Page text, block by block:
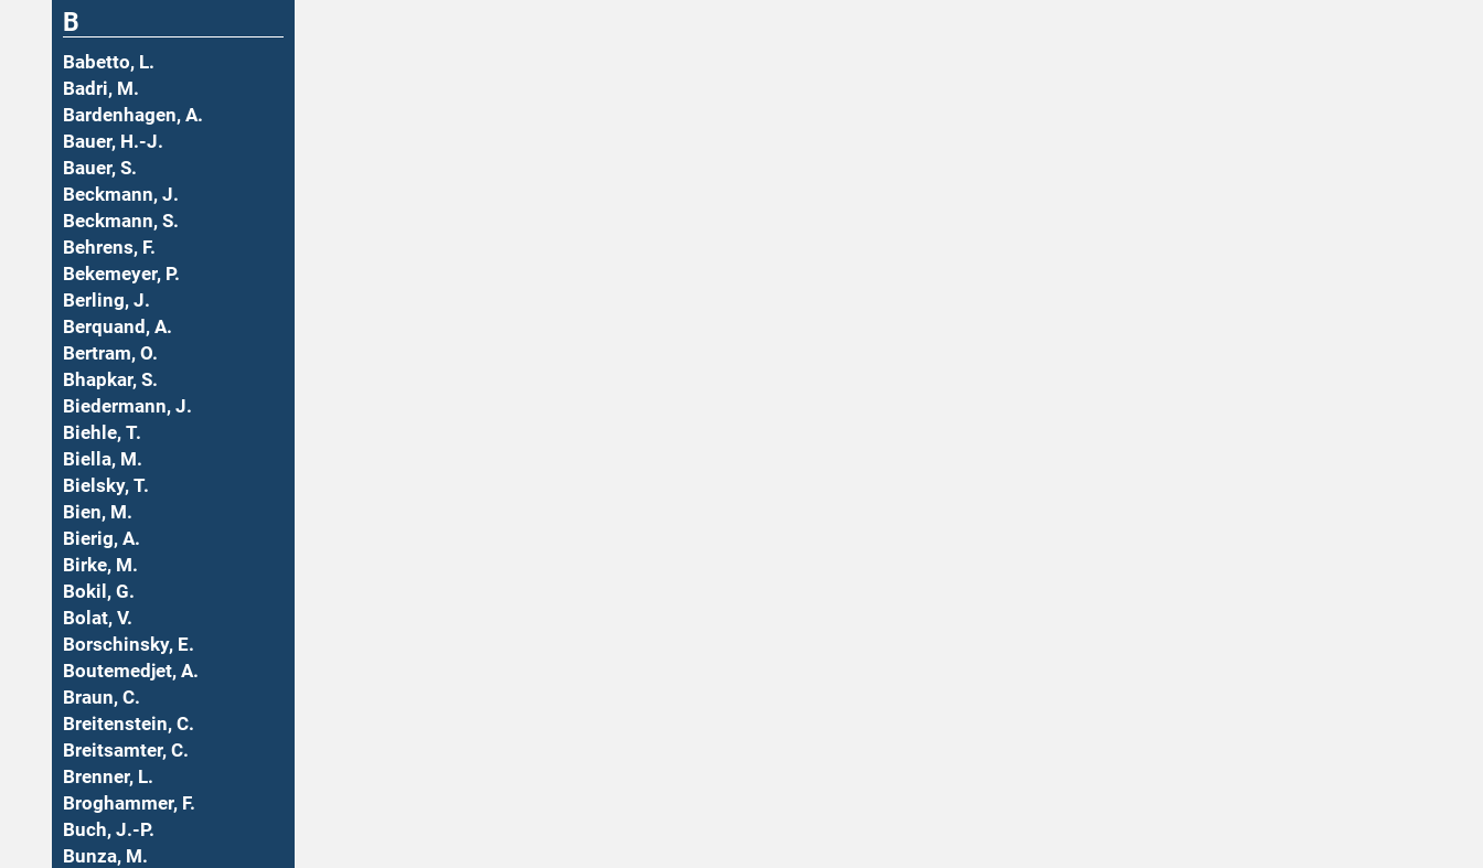
B
Babetto, L.
Badri, M.
Bardenhagen, A.
Bauer, H.-J.
Bauer, S.
Beckmann, J.
Beckmann, S.
Behrens, F.
Bekemeyer, P.
Berling, J.
Berquand, A.
Bertram, O.
Bhapkar, S.
Biedermann, J.
Biehle, T.
Biella, M.
Bielsky, T.
Bien, M.
Bierig, A.
Birke, M.
Bokil, G.
Bolat, V.
Borschinsky, E.
Boutemedjet, A.
Braun, C.
Breitenstein, C.
Breitsamter, C.
Brenner, L.
Broghammer, F.
Buch, J.-P.
Bunza, M.